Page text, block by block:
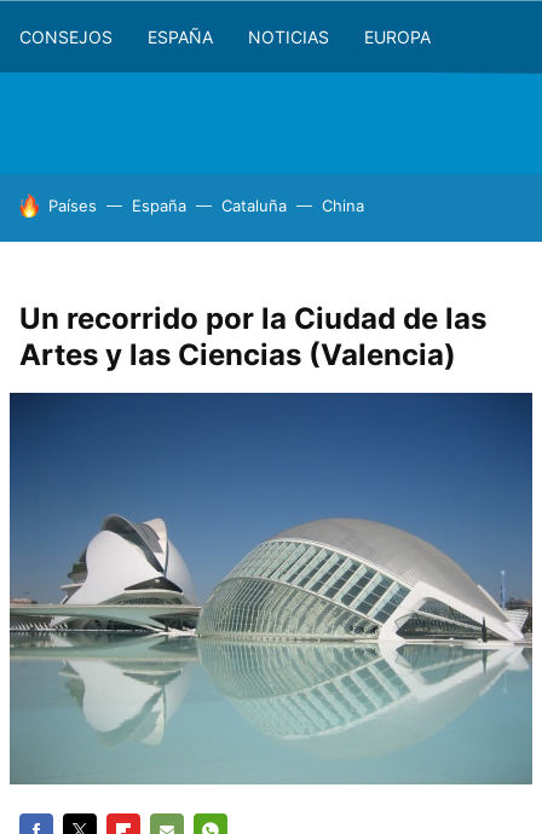
CONSEJOS ESPAÑA NOTICIAS EUROPA
HOY SE HABLA DE
Países España Cataluña China
Un recorrido por la Ciudad de las
Artes y las Ciencias (Valencia)